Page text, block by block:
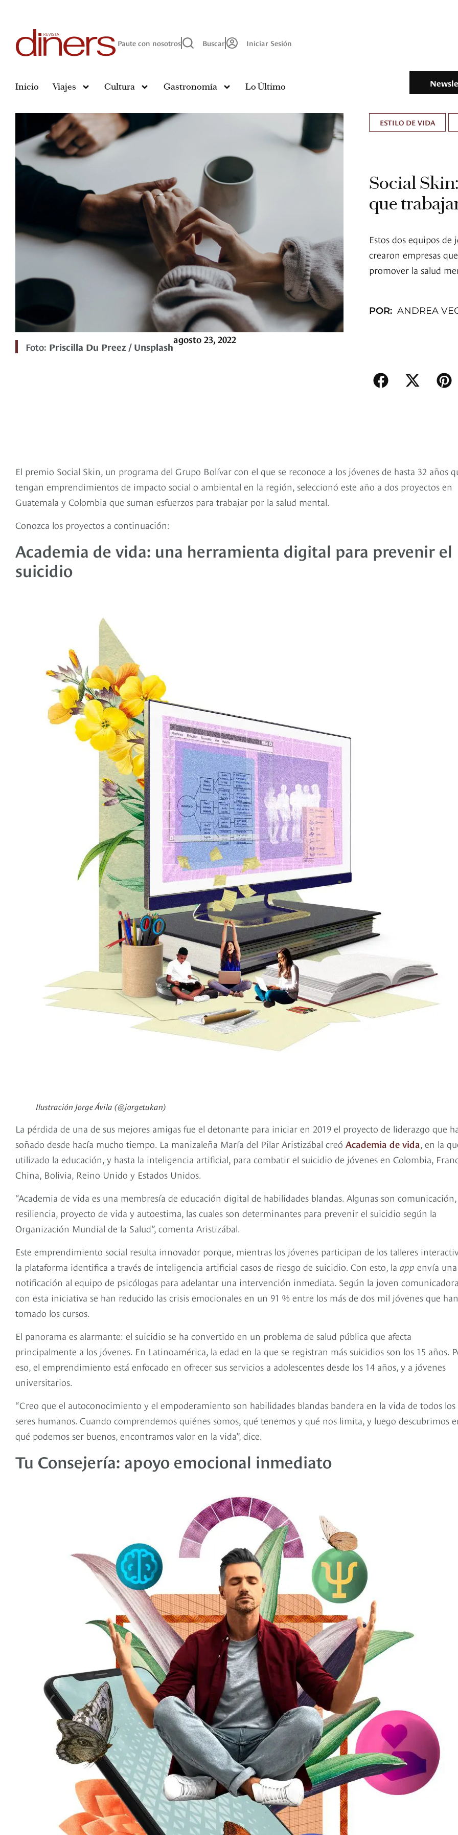
Paute con nosotros Buscar Iniciar Sesión
Inicio Viajes Cultura Gastronomía Lo Último
Foto: Priscilla Du Preez / Unsplash
agosto 23, 2022
ESTILO DE VIDA
Social
que
Estos dos equipos
crearon empresas
promover la salud
POR: ANDREA
El premio Social Skin, un programa del Grupo Bolívar con el que se reconoce a los jóvenes de hasta 32 años
tengan emprendimientos de impacto social o ambiental en la región, seleccionó este año a dos proyectos en
Guatemala y Colombia que suman esfuerzos para trabajar por la salud mental.
Conozca los proyectos a continuación:
Academia de vida: una herramienta digital para prevenir el
suicidio
Ilustración Jorge Ávila (@jorgetukan)
La pérdida de una de sus mejores amigas fue el detonante para iniciar en 2019 el proyecto de liderazgo que
soñado desde hacía mucho tiempo. La manizaleña María del Pilar Aristizábal creó Academia de vida, en la
utilizado la educación, y hasta la inteligencia artificial, para combatir el suicidio de jóvenes en Colombia,
China, Bolivia, Reino Unido y Estados Unidos.
“Academia de vida es una membresía de educación digital de habilidades blandas. Algunas son comunicación,
resiliencia, proyecto de vida y autoestima, las cuales son determinantes para prevenir el suicidio según la
Organización Mundial de la Salud”, comenta Aristizábal.
Este emprendimiento social resulta innovador porque, mientras los jóvenes participan de los talleres
la plataforma identifica a través de inteligencia artificial casos de riesgo de suicidio. Con esto, la app envía una
notificación al equipo de psicólogas para adelantar una intervención inmediata. Según la joven
con esta iniciativa se han reducido las crisis emocionales en un 91 % entre los más de dos mil jóvenes que han
tomado los cursos.
El panorama es alarmante: el suicidio se ha convertido en un problema de salud pública que afecta
principalmente a los jóvenes. En Latinoamérica, la edad en la que se registran más suicidios son los 15 años.
eso, el emprendimiento está enfocado en ofrecer sus servicios a adolescentes desde los 14 años, y a jóvenes
universitarios.
“Creo que el autoconocimiento y el empoderamiento son habilidades blandas bandera en la vida de todos los
seres humanos. Cuando comprendemos quiénes somos, qué tenemos y qué nos limita, y luego descubrimos
qué podemos ser buenos, encontramos valor en la vida”, dice.
Tu Consejería: apoyo emocional inmediato